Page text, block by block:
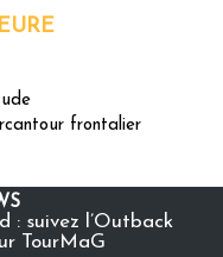
frontalier
: suivez l’Outback
TourMaG